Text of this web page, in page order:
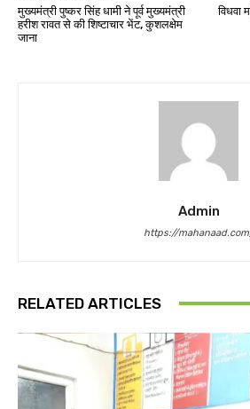
मुख्यमंत्री पुष्कर सिंह धामी ने पूर्व मुख्यमंत्री
हरीश रावत से की शिष्टाचार भेंट, कुशलक्षेम
जाना
विधवा
Admin
https://
RELATED ARTICLES